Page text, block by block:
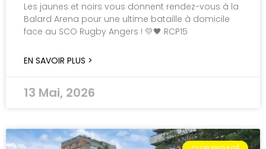
Les jaunes et noirs vous donnent rendez-vous à la
Balard Arena pour une ultime bataille à domicile
face au SCO Rugby Angers ! 💛🖤 RCP15
EN SAVOIR PLUS >
13 Mai, 2026